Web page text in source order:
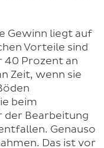
Gewinn liegt auf
Vorteile sind
40 Prozent an
Zeit, wenn sie
beim
der Bearbeitung
Genauso
Das ist vor